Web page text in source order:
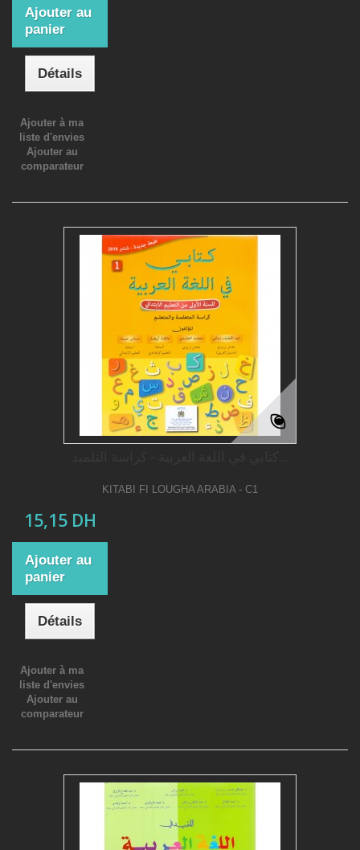
Ajouter au
panier
Détails
Ajouter à ma
liste d'envies
Ajouter au
comparateur
KITABI FI LOUGHA ARABIA - C1
15,15 DH
Ajouter au
panier
Détails
Ajouter à ma
liste d'envies
Ajouter au
comparateur